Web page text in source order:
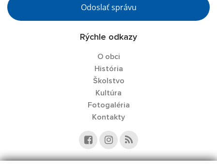
Odoslať správu
Rýchle odkazy
O obci
História
Školstvo
Kultúra
Fotogaléria
Kontakty